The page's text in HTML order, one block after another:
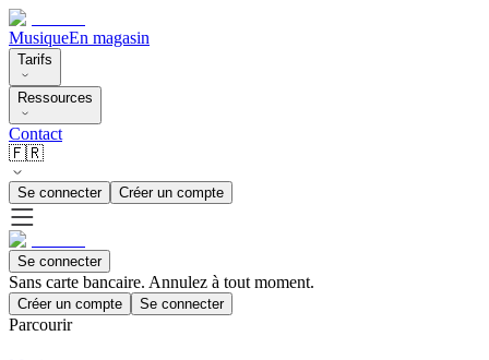
MusiqueEn magasin
Tarifs
Ressources
Contact
🇫🇷
Se connecter Créer un compte
Se connecter
Sans carte bancaire. Annulez à tout moment.
Créer un compte Se connecter
Parcourir